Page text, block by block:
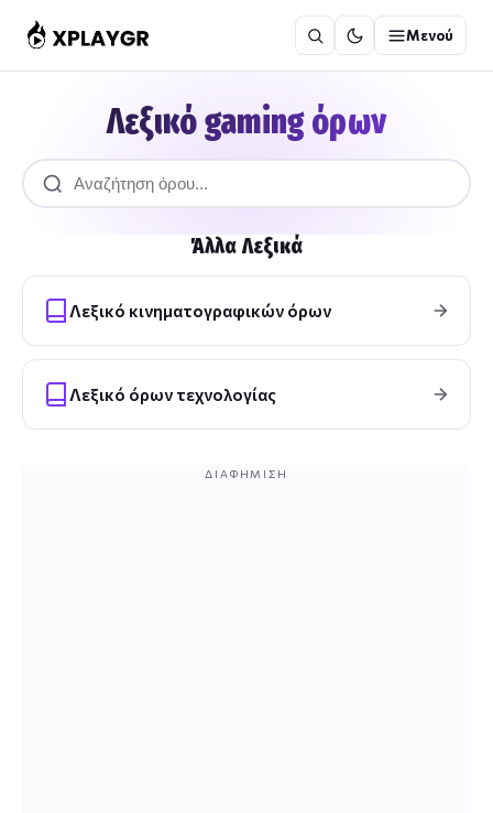
στο
περιεχόμενο
Μενού
Λεξικό gaming όρων
Άλλα Λεξικά
Λεξικό κινηματογραφικών όρων
Λεξικό όρων τεχνολογίας
ΔΙΑΦΉΜΙΣΗ